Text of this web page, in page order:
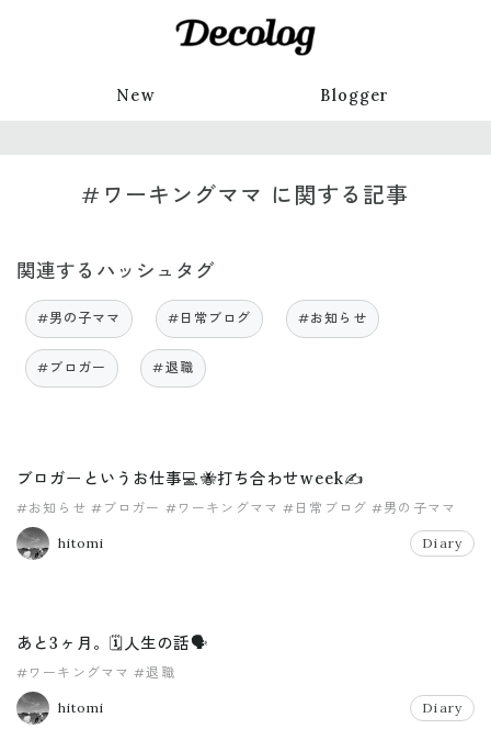
New Blogger
#ワーキングママ に関する記事
関連するハッシュタグ
#男の子ママ #日常ブログ #お知らせ
#ブロガー #退職
ブロガーというお仕事💻🐝打ち合わせweek✍️
#お知らせ #ブロガー #ワーキングママ #日常ブログ #男の子ママ
hitomi Diary
あと3ヶ月。🗓人生の話🗣
#ワーキングママ #退職
hitomi Diary